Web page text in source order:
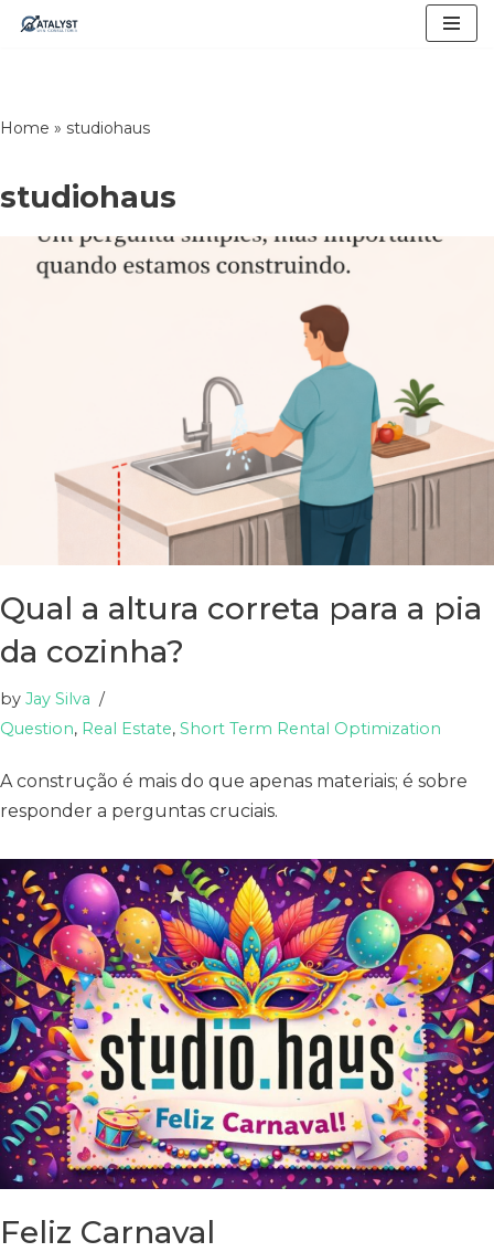
content
Home » studiohaus
studiohaus
Qual a altura correta para a pia
da cozinha?
by Jay Silva
Question, Real Estate, Short Term Rental Optimization
A construção é mais do que apenas materiais; é sobre
responder a perguntas cruciais.
Feliz Carnaval